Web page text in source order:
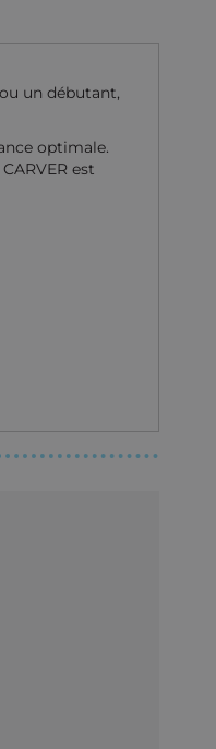
un débutant,
optimale.
est